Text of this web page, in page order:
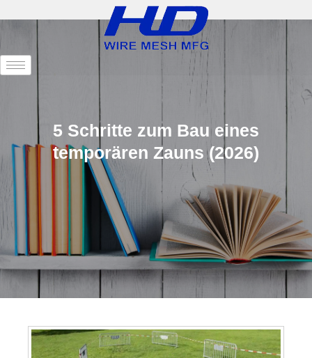
5 Schritte zum Bau eines
temporären Zauns (2026)